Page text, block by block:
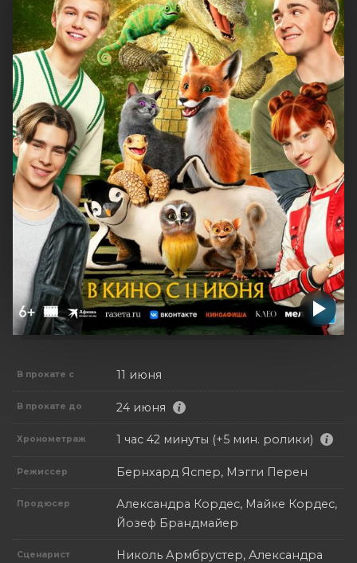
В прокате с 11 июня
В прокате до 24 июня
Хронометраж 1 час 42 минуты (+5 мин. ролики)
Режиссер Бернхард Яспер, Мэгги Перен
Продюсер
Александра Кордес, Майке Кордес,
Йозеф Брандмайер
Сценарист
Николь Армбрустер, Александра